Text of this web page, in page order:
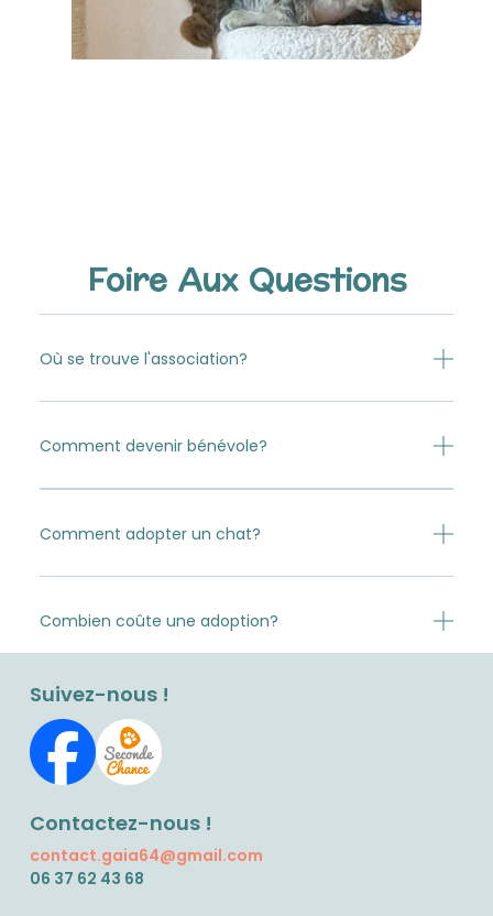
Foire Aux Questions
Où se trouve l'association?
Comment devenir bénévole?
Comment adopter un chat?
Combien coûte une adoption?
Suivez-nous !
Contactez-nous !
contact.gaia64@gmail.com
06 37 62 43 68